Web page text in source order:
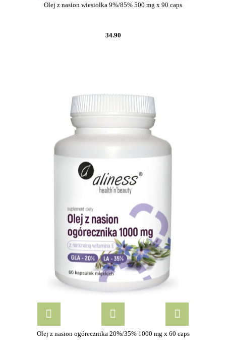
Olej z nasion wiesiołka 9%/85% 500 mg x 90 caps
34.90
Olej z nasion ogórecznika 20%/35% 1000 mg x 60 caps